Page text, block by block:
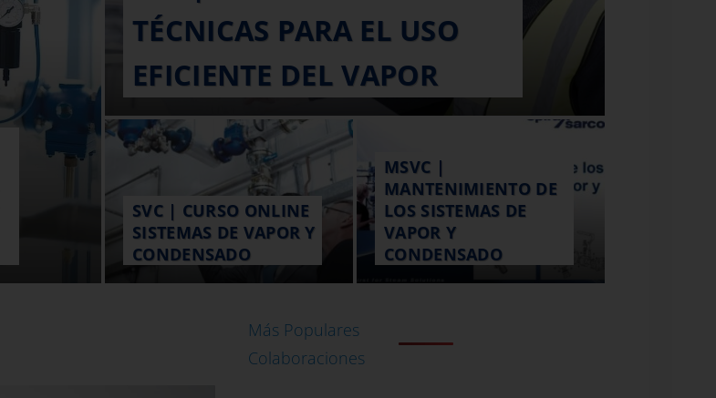
TÉCNICAS PARA EL USO
EFICIENTE DEL VAPOR
SVC | CURSO ONLINE
SISTEMAS DE VAPOR Y
CONDENSADO
MSVC |
MANTENIMIENTO DE
LOS SISTEMAS DE
VAPOR Y
CONDENSADO
Más Populares
Colaboraciones